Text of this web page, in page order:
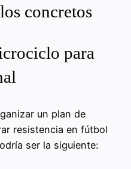
concretos
para
un plan de
resistencia en fútbol
ser la siguiente: